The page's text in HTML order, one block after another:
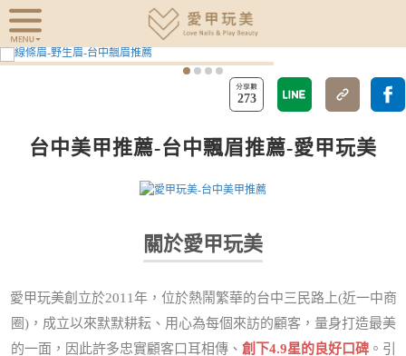
273
台中美甲推薦-台中飄眉推薦-愛甲玩美
關於愛甲玩美
愛甲玩美創立於2011年，位於熱鬧繁華的台中三民路上(近一中商
圈)，成立以來默默耕耘、用心為每個來訪的顧客，量身打造最美
的一面，因此許多忠實顧客口耳相傳、 創下4.9星的良好口碑。引